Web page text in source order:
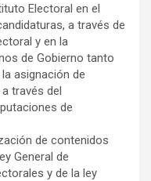
Electoral en el
a través de
y en la
de Gobierno tanto
asignación de
través del
de
de contenidos
General de
y de la ley